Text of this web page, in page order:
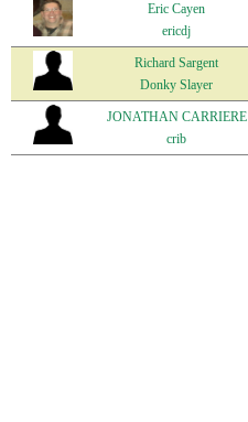
Eric Cayen
ericdj
Richard Sargent
Donky Slayer
JONATHAN CARRIERE
crib